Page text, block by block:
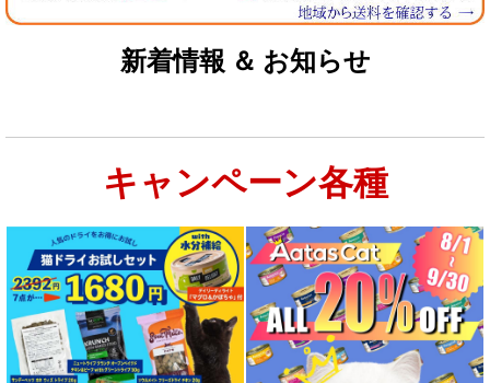
新着情報 ＆ お知らせ
キャンペーン各種